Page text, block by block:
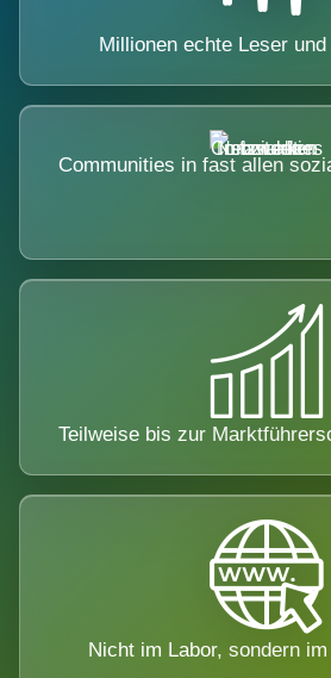
Millionen echte Leser und
Communities in fast allen
Teilweise bis zur
Nicht im Labor, sondern